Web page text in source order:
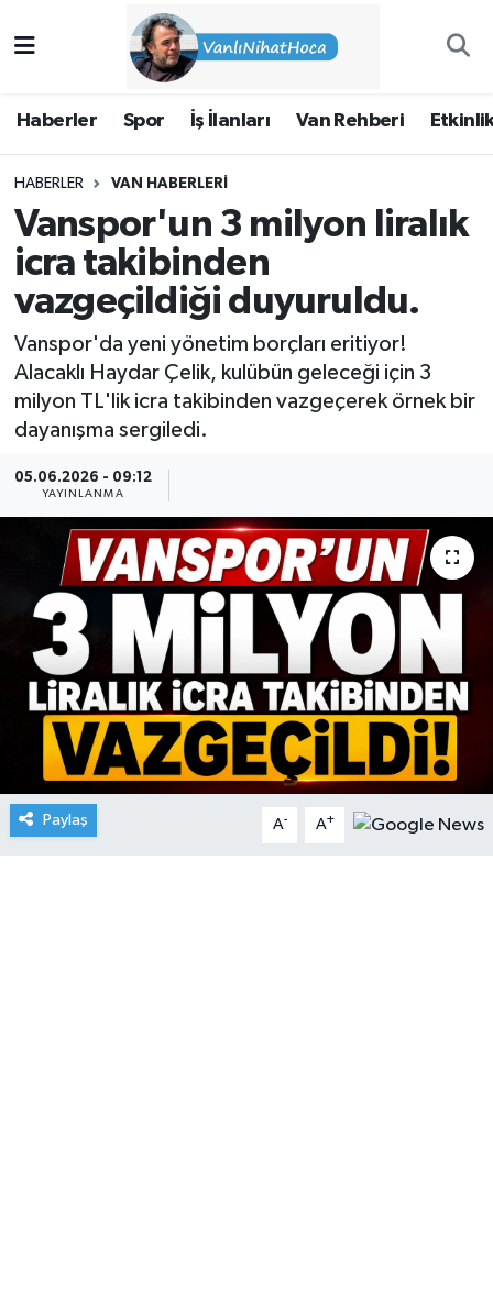
Haberler Spor İş İlanları Van Rehberi
HABERLER VAN HABERLERI
Vanspor'un 3 milyon liralık
icra takibinden
vazgeçildiği duyuruldu.
Vanspor'da yeni yönetim borçları eritiyor!
Alacaklı Haydar Çelik, kulübün geleceği için 3
milyon TL'lik icra takibinden vazgeçerek örnek bir
dayanışma sergiledi.
05.06.2026 - 09:12
YAYINLANMA
Paylaş A- A+
Van Rehberi
Etkinlikler
Köşe Yazıları
İpekyolu Nöbetçi Eczaneler
Süper Lig Puan Durumu ve Fikstür
Tüm Manşetler
Son Dakika Haberleri
Haber Arşivi